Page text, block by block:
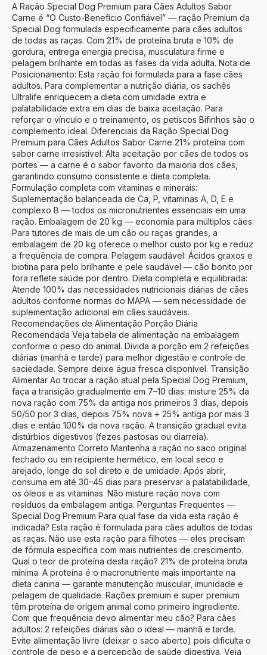
A Ração Special Dog Premium para Cães Adultos Sabor
Carne é “O Custo-Benefício Confiável” — ração Premium da
Special Dog formulada especificamente para cães adultos
de todas as raças. Com 21% de proteína bruta e 10% de
gordura, entrega energia precisa, musculatura firme e
pelagem brilhante em todas as fases da vida adulta. Nota de
Posicionamento: Esta ração foi formulada para a fase cães
adultos. Para complementar a nutrição diária, os sachês
Ultralife enriquecem a dieta com umidade extra e
palatabilidade extra em dias de baixa aceitação. Para
reforçar o vínculo e o treinamento, os petiscos Bifinhos são o
complemento ideal. Diferenciais da Ração Special Dog
Premium para Cães Adultos Sabor Carne 21% proteína com
sabor carne irresistível: Alta aceitação por cães de todos os
portes — a carne é o sabor favorito da maioria dos cães,
garantindo consumo consistente e dieta completa.
Formulação completa com vitaminas e minerais:
Suplementação balanceada de Ca, P, vitaminas A, D, E e
complexo B — todos os micronutrientes essenciais em uma
ração. Embalagem de 20 kg — economia para múltiplos cães:
Para tutores de mais de um cão ou raças grandes, a
embalagem de 20 kg oferece o melhor custo por kg e reduz
a frequência de compra. Pelagem saudável: Ácidos graxos e
biotina para pelo brilhante e pele saudável — cão bonito por
fora reflete saúde por dentro. Dieta completa e equilibrada:
Atende 100% das necessidades nutricionais diárias de cães
adultos conforme normas do MAPA — sem necessidade de
suplementação adicional em cães saudáveis.
Recomendações de Alimentação Porção Diária
Recomendada Veja tabela de alimentação na embalagem
conforme o peso do animal. Divida a porção em 2 refeições
diárias (manhã e tarde) para melhor digestão e controle de
saciedade. Sempre deixe água fresca disponível. Transição
Alimentar Ao trocar a ração atual pela Special Dog Premium,
faça a transição gradualmente em 7–10 dias: misture 25% da
nova ração com 75% da antiga nos primeiros 3 dias, depois
50/50 por 3 dias, depois 75% nova + 25% antiga por mais 3
dias e então 100% da nova ração. A transição gradual evita
distúrbios digestivos (fezes pastosas ou diarreia).
Armazenamento Correto Mantenha a ração no saco original
fechado ou em recipiente hermético, em local seco e
arejado, longe do sol direto e de umidade. Após abrir,
consuma em até 30–45 dias para preservar a palatabilidade,
os óleos e as vitaminas. Não misture ração nova com
resíduos da embalagem antiga. Perguntas Frequentes —
Special Dog Premium Para qual fase da vida esta ração é
indicada? Esta ração é formulada para cães adultos de todas
as raças. Não use esta ração para filhotes — eles precisam
de fórmula específica com mais nutrientes de crescimento.
Qual o teor de proteína desta ração? 21% de proteína bruta
mínima. A proteína é o macronutriente mais importante na
dieta canina — garante manutenção muscular, imunidade e
pelagem de qualidade. Rações premium e super premium
têm proteína de origem animal como primeiro ingrediente.
Com que frequência devo alimentar meu cão? Para cães
adultos: 2 refeições diárias são o ideal — manhã e tarde.
Evite alimentação livre (deixar o saco aberto) pois dificulta o
controle de peso e a percepção de saúde digestiva. Veja